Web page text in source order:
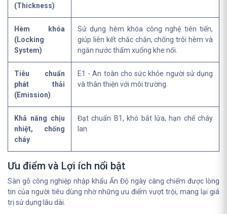
(Thickness)
Hèm khóa
(Locking
System)
Sử dụng hèm khóa công nghệ tiên tiến,
giúp liên kết chắc chắn, chống trôi hèm và
ngăn nước thấm xuống khe nối.
Tiêu chuẩn
phát thải
(Emission)
E1 - An toàn cho sức khỏe người sử dụng
và thân thiện với môi trường.
Khả năng chịu
nhiệt, chống
cháy
Đạt chuẩn B1, khó bắt lửa, hạn chế cháy
lan.
Ưu điểm và Lợi ích nổi bật
Sàn gỗ công nghiệp nhập khẩu Ấn Độ ngày càng chiếm được lòng
tin của người tiêu dùng nhờ những ưu điểm vượt trội, mang lại giá
trị sử dụng lâu dài.